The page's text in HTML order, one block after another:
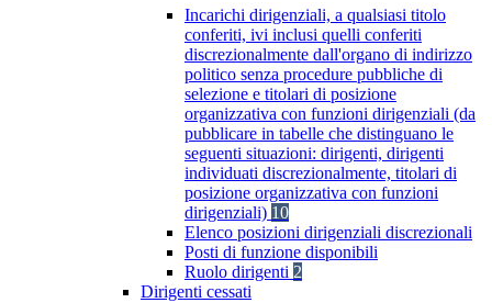
Incarichi dirigenziali, a qualsiasi titolo
conferiti, ivi inclusi quelli conferiti
discrezionalmente dall'organo di indirizzo
politico senza procedure pubbliche di
selezione e titolari di posizione
organizzativa con funzioni dirigenziali (da
pubblicare in tabelle che distinguano le
seguenti situazioni: dirigenti, dirigenti
individuati discrezionalmente, titolari di
posizione organizzativa con funzioni
dirigenziali) 10
Elenco posizioni dirigenziali discrezionali
Posti di funzione disponibili
Ruolo dirigenti 2
Dirigenti cessati